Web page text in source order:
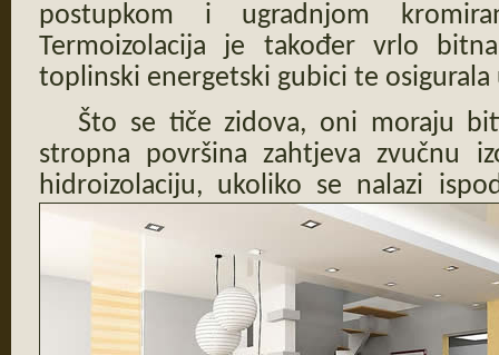
postupkom i ugradnjom
Termoizolacija je također vrlo
toplinski energetski gubici te
Što se tiče zidova, oni moraju
stropna površina zahtjeva zvučnu
hidroizolaciju, ukoliko se nalazi